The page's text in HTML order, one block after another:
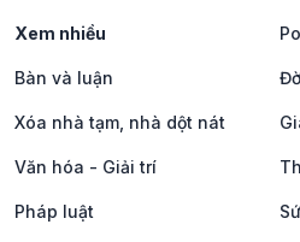
Xem nhiều
Bàn và luận
Xóa nhà tạm, nhà dột nát
Văn hóa - Giải trí
Pháp luật